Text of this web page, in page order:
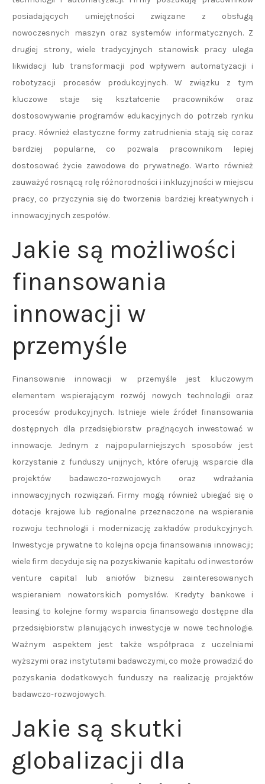
posiadających umiejętności związane z obsługą
nowoczesnych maszyn oraz systemów informatycznych. Z
drugiej strony, wiele tradycyjnych stanowisk pracy ulega
likwidacji lub transformacji pod wpływem automatyzacji i
robotyzacji procesów produkcyjnych. W związku z tym
kluczowe staje się kształcenie pracowników oraz
dostosowywanie programów edukacyjnych do potrzeb rynku
pracy. Również elastyczne formy zatrudnienia stają się coraz
bardziej popularne, co pozwala pracownikom lepiej
dostosować życie zawodowe do prywatnego. Warto również
zauważyć rosnącą rolę różnorodności i inkluzyjności w miejscu
pracy, co przyczynia się do tworzenia bardziej kreatywnych i
innowacyjnych zespołów.
Jakie są możliwości
finansowania
innowacji w
przemyśle
Finansowanie innowacji w przemyśle jest kluczowym
elementem wspierającym rozwój nowych technologii oraz
procesów produkcyjnych. Istnieje wiele źródeł finansowania
dostępnych dla przedsiębiorstw pragnących inwestować w
innowacje. Jednym z najpopularniejszych sposobów jest
korzystanie z funduszy unijnych, które oferują wsparcie dla
projektów badawczo-rozwojowych oraz wdrażania
innowacyjnych rozwiązań. Firmy mogą również ubiegać się o
dotacje krajowe lub regionalne przeznaczone na wspieranie
rozwoju technologii i modernizację zakładów produkcyjnych.
Inwestycje prywatne to kolejna opcja finansowania innowacji;
wiele firm decyduje się na pozyskiwanie kapitału od inwestorów
venture capital lub aniołów biznesu zainteresowanych
wspieraniem nowatorskich pomysłów. Kredyty bankowe i
leasing to kolejne formy wsparcia finansowego dostępne dla
przedsiębiorstw planujących inwestycje w nowe technologie.
Ważnym aspektem jest także współpraca z uczelniami
wyższymi oraz instytutami badawczymi, co może prowadzić do
pozyskania dodatkowych funduszy na realizację projektów
badawczo-rozwojowych.
Jakie są skutki
globalizacji dla